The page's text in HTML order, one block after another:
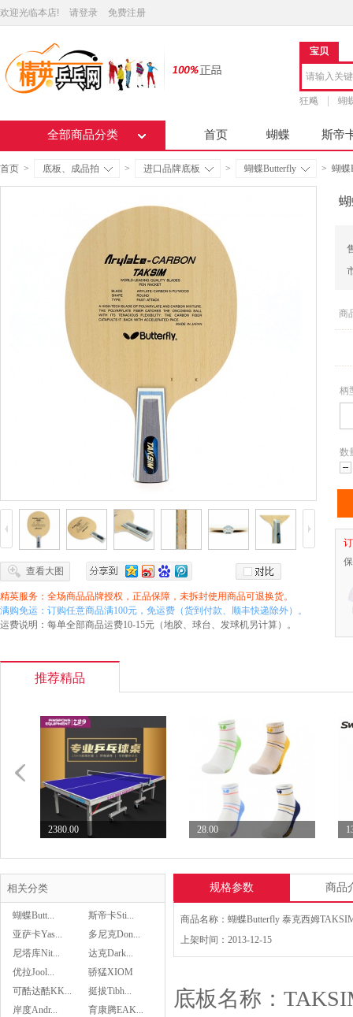
欢迎光临本店! 请登录 免费注册
宝贝
狂飚 蝴
全部商品分类 首页 蝴蝶 斯帝
首页 > 底板、成品拍 > 进口品牌底板 > 蝴蝶Butterfly > 蝴蝶
商
柄
数
查看大图
精英服务：全场商品品牌授权，正品保障，未拆封使用商品可退换货。
满购免运：订购任意商品满100元，免运费（货到付款、顺丰快递除外）。
运费说明：每单全部商品运费10-15元（地胶、球台、发球机另计算）。
推荐精品
2380.00
28.00
28.00
Butterfly蝴蝶乒...
相关分类
蝴蝶Butt...
斯帝卡Sti...
亚萨卡Yas...
多尼克Don...
尼塔库Nit...
达克Dark...
优拉Jool...
骄猛XIOM
可酷达酷KK...
挺拔Tibh...
岸度Andr...
育康腾EAK...
规格参数 商品
上架时间：2013-12-15
底板名称：